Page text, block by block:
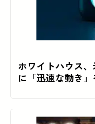
ホワイトハウス
に「迅速な動き